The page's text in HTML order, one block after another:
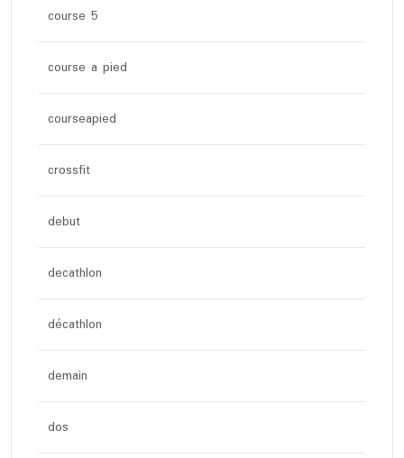
course 5
course a pied
courseapied
crossfit
debut
decathlon
décathlon
demain
dos